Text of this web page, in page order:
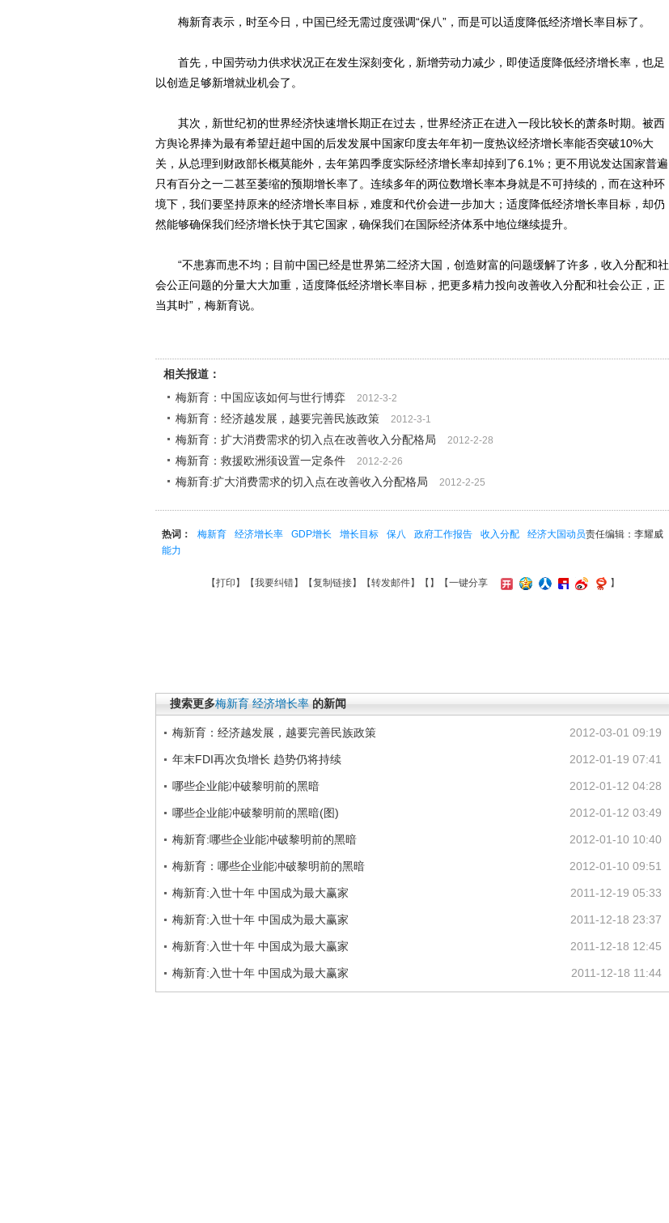
梅新育表示，时至今日，中国已经无需过度强调“保八”，而是可以适度降低经济增长率目标了。
首先，中国劳动力供求状况正在发生深刻变化，新增劳动力减少，即使适度降低经济增长率，也足
以创造足够新增就业机会了。
其次，新世纪初的世界经济快速增长期正在过去，世界经济正在进入一段比较长的萧条时期。被西
方舆论界捧为最有希望赶超中国的后发发展中国家印度去年年初一度热议经济增长率能否突破10%大
关，从总理到财政部长概莫能外，去年第四季度实际经济增长率却掉到了6.1%；更不用说发达国家普遍
只有百分之一二甚至萎缩的预期增长率了。连续多年的两位数增长率本身就是不可持续的，而在这种环
境下，我们要坚持原来的经济增长率目标，难度和代价会进一步加大；适度降低经济增长率目标，却仍
然能够确保我们经济增长快于其它国家，确保我们在国际经济体系中地位继续提升。
“不患寡而患不均；目前中国已经是世界第二经济大国，创造财富的问题缓解了许多，收入分配和社
会公正问题的分量大大加重，适度降低经济增长率目标，把更多精力投向改善收入分配和社会公正，正
当其时”，梅新育说。
相关报道：
梅新育：中国应该如何与世行博弈
2012-3-2
梅新育：经济越发展，越要完善民族政策 2012-3-1
梅新育：扩大消费需求的切入点在改善收入分配格局 2012-2-28
梅新育：救援欧洲须设置一定条件 2012-2-26
梅新育:扩大消费需求的切入点在改善收入分配格局 2012-2-25
责任编辑：李耀威
热词： 梅新育 经济增长率 GDP增长 增长目标 保八 政府工作报告 收入分配
经济大国动员
能力
【打印 】【我要纠错】【复制链接】【转发邮件】【 】 【一键分享 】
搜索更多梅新育 经济增长率 的新闻
2012-03-01 09:19
梅新育：经济越发展，越要完善民族政策
2012-01-19 07:41
年末FDI再次负增长 趋势仍将持续
2012-01-12 04:28
哪些企业能冲破黎明前的黑暗
2012-01-12 03:49
哪些企业能冲破黎明前的黑暗(图)
2012-01-10 10:40
梅新育:哪些企业能冲破黎明前的黑暗
2012-01-10 09:51
梅新育：哪些企业能冲破黎明前的黑暗
2011-12-19 05:33
梅新育:入世十年 中国成为最大赢家
2011-12-18 23:37
梅新育:入世十年 中国成为最大赢家
2011-12-18 12:45
梅新育:入世十年 中国成为最大赢家
2011-12-18 11:44
梅新育:入世十年 中国成为最大赢家